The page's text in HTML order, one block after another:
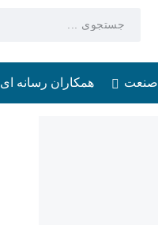
صنعت همکاران رسانه ای